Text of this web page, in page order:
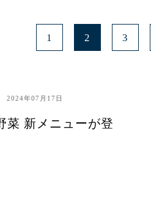
1 2 3
2024年07月17日
菜 新メニューが登